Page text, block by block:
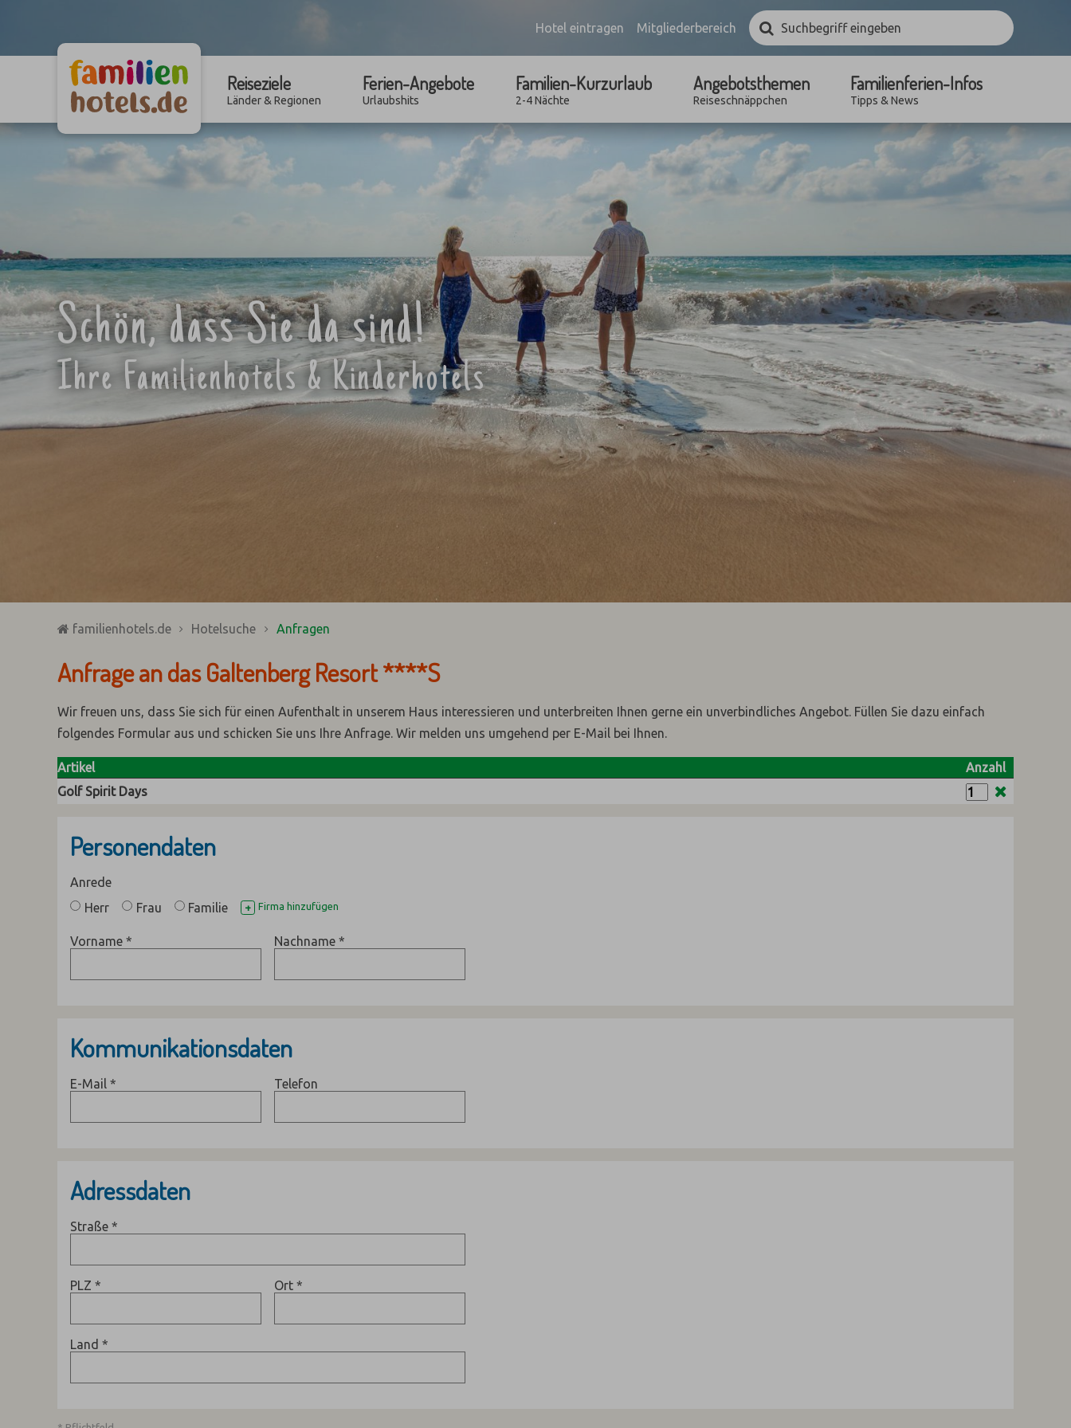
Hotel eintragen Mitgliederbereich
Suchbegriff
eingebenSuchen
Reiseziele
Länder & Regionen
Ferien-Angebote
Urlaubshits
Familien-Kurzurlaub
2-4 Nächte
Angebotsthemen
Reiseschnäppchen
Familienferien-Infos
Tipps & News
Schön, dass Sie da sind!
Ihre Familienhotels & Kinderhotels
familienhotels.de Hotelsuche Anfragen
Anfrage an das Galtenberg Resort ****S
Wir freuen uns, dass Sie sich für einen Aufenthalt in unserem Haus interessieren und unterbreiten Ihnen gerne ein unverbindliches Angebot. Füllen Sie dazu einfach
folgendes Formular aus und schicken Sie uns Ihre Anfrage. Wir melden uns umgehend per E-Mail bei Ihnen.
Artikel
Anzahl
Golf Spirit Days
Personendaten
Anrede
Herr
Frau Familie + Firma hinzufügen
Vorname * Nachname *
Kommunikationsdaten
E-Mail * Telefon
Adressdaten
Straße *
PLZ * Ort *
Land *